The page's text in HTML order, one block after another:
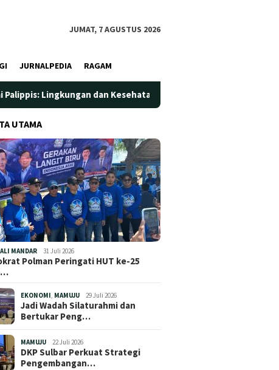
JUMAT, 7 AGUSTUS 2026
JURNALPEDIA RAGAM
dan Kesehatan Jadi Prioritas
UTAMA
MANDAR 31 Juli 2026
Polman Peringati HUT ke-25
EKONOMI MAMUJU 29 Juli 2026
Jadi Wadah Silaturahmi dan
Bertukar Peng…
MAMUJU 22 Juli 2026
DKP Sulbar Perkuat Strategi
Pengembangan…